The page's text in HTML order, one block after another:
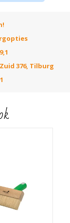
376, Tilburg